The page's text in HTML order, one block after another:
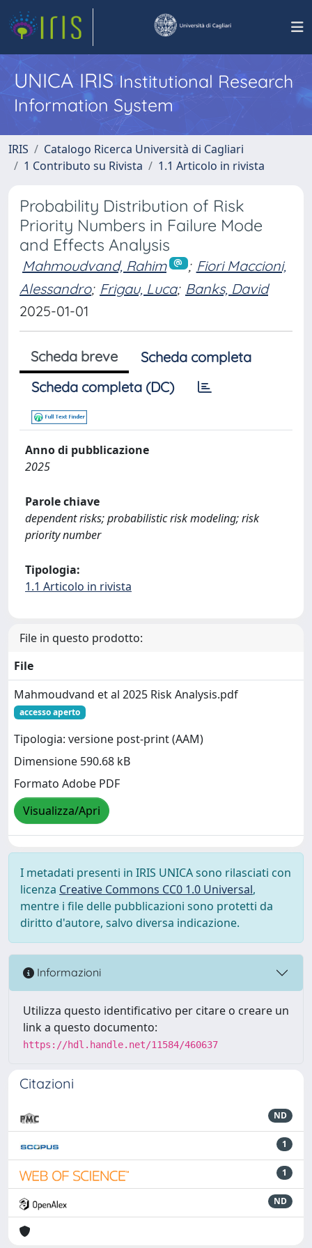
UNICA IRISInstitutional Research
Information System
IRIS
Catalogo Ricerca Università di Cagliari
1 Contributo su Rivista
1.1 Articolo in rivista
Probability Distribution of Risk
Priority Numbers in Failure Mode
and Effects Analysis
Mahmoudvand, Rahim ; Fiori Maccioni,
Alessandro; Frigau, Luca; Banks, David
2025-01-01
Scheda breve
Scheda completa
Scheda completa (DC)
Anno di pubblicazione
2025
Parole chiave
dependent risks; probabilistic risk modeling; risk
priority number
Tipologia:
1.1 Articolo in rivista
File in questo prodotto:
File
Mahmoudvand et al 2025 Risk Analysis.pdf
accesso aperto
Tipologia: versione post-print (AAM)
Dimensione 590.68 kB
Formato Adobe PDF
Visualizza/Apri
I metadati presenti in IRIS UNICA sono rilasciati con
licenza Creative Commons CC0 1.0 Universal,
mentre i file delle pubblicazioni sono protetti da
diritto d'autore, salvo diversa indicazione.
Informazioni
Utilizza questo identificativo per citare o creare un
link a questo documento:
https://hdl.handle.net/11584/460637
Citazioni
ND
1
1
ND